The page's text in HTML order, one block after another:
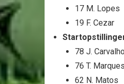
17 M. Lopes
19 F. Cezar
78 J. Carvalho
76 T. Marques
62 N. Matos